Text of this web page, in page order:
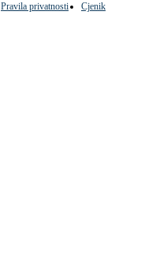
Pravila privatnosti
Cjenik